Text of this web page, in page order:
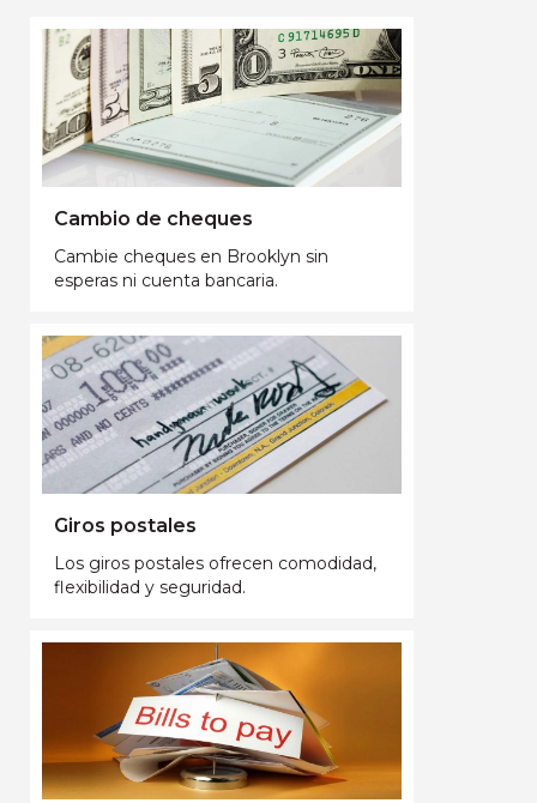
Cambio de cheques
Cambie cheques en Brooklyn sin
esperas ni cuenta bancaria.
Giros postales
Los giros postales ofrecen comodidad,
flexibilidad y seguridad.